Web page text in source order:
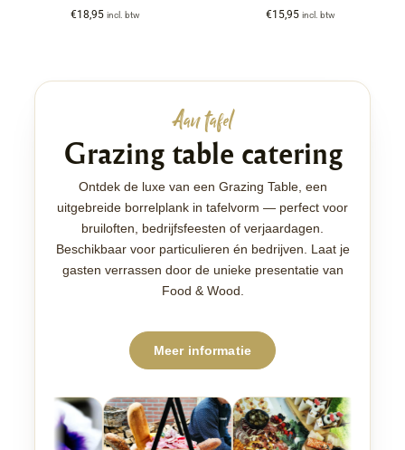
€18,95 incl. btw €15,95 incl. btw
Aan tafel
Grazing table catering
Ontdek de luxe van een Grazing Table, een
uitgebreide borrelplank in tafelvorm — perfect voor
bruiloften, bedrijfsfeesten of verjaardagen.
Beschikbaar voor particulieren én bedrijven. Laat je
gasten verrassen door de unieke presentatie van
Food & Wood.
Meer informatie